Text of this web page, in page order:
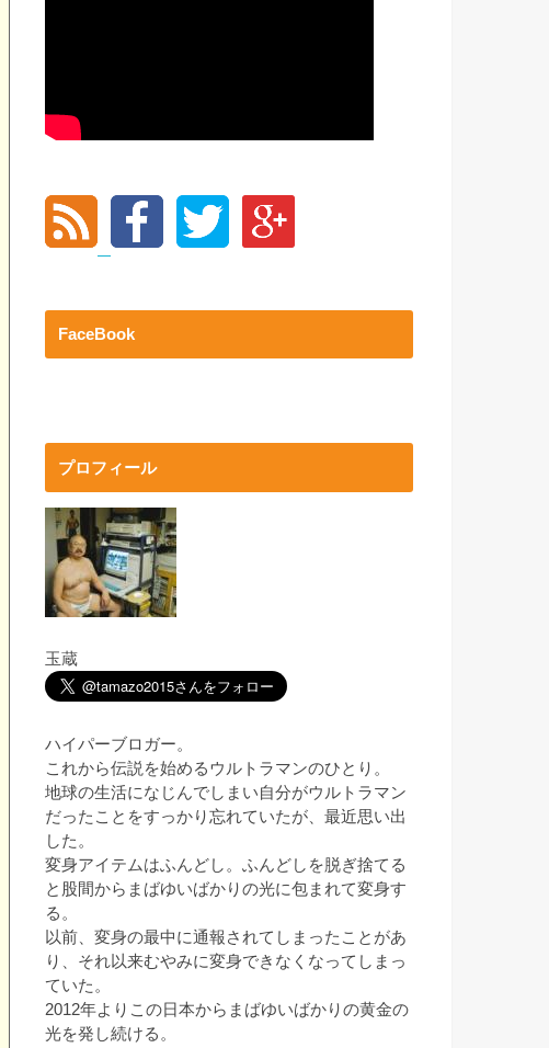
FaceBook
プロフィール
玉蔵
ハイパーブロガー。
これから伝説を始めるウルトラマンのひとり。
地球の生活になじんでしまい自分がウルトラマン
だったことをすっかり忘れていたが、最近思い出
した。
変身アイテムはふんどし。ふんどしを脱ぎ捨てる
と股間からまばゆいばかりの光に包まれて変身す
る。
以前、変身の最中に通報されてしまったことがあ
り、それ以来むやみに変身できなくなってしまっ
ていた。
2012年よりこの日本からまばゆいばかりの黄金の
光を発し続ける。